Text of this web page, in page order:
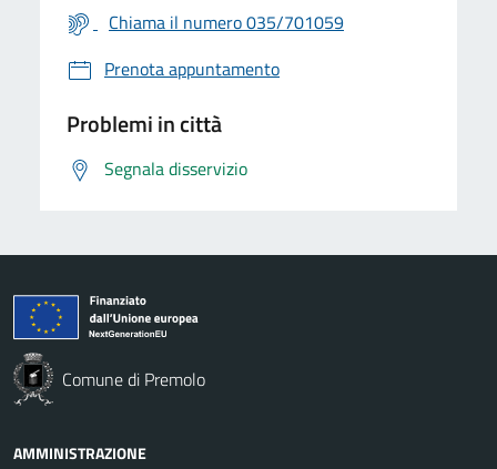
Chiama il numero 035/701059
Prenota appuntamento
Problemi in città
Segnala disservizio
Comune di Premolo
AMMINISTRAZIONE